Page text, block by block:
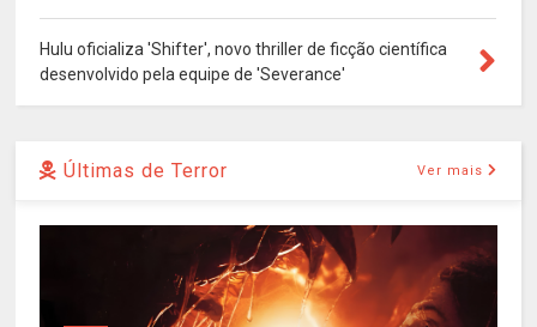
Hulu oficializa 'Shifter', novo thriller de ficção científica
desenvolvido pela equipe de 'Severance'
Últimas de Terror Ver mais